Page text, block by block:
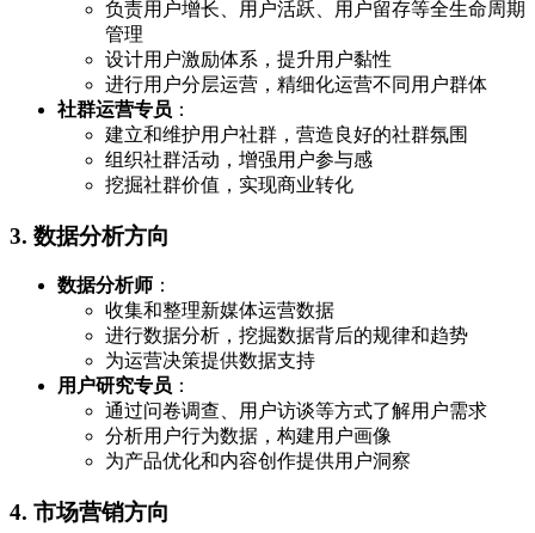
负责用户增长、用户活跃、用户留存等全生命周期
管理
设计用户激励体系，提升用户黏性
进行用户分层运营，精细化运营不同用户群体
社群运营专员 ：
建立和维护用户社群，营造良好的社群氛围
组织社群活动，增强用户参与感
挖掘社群价值，实现商业转化
3. 数据分析方向
数据分析师 ：
收集和整理新媒体运营数据
进行数据分析，挖掘数据背后的规律和趋势
为运营决策提供数据支持
用户研究专员 ：
通过问卷调查、用户访谈等方式了解用户需求
分析用户行为数据，构建用户画像
为产品优化和内容创作提供用户洞察
4. 市场营销方向